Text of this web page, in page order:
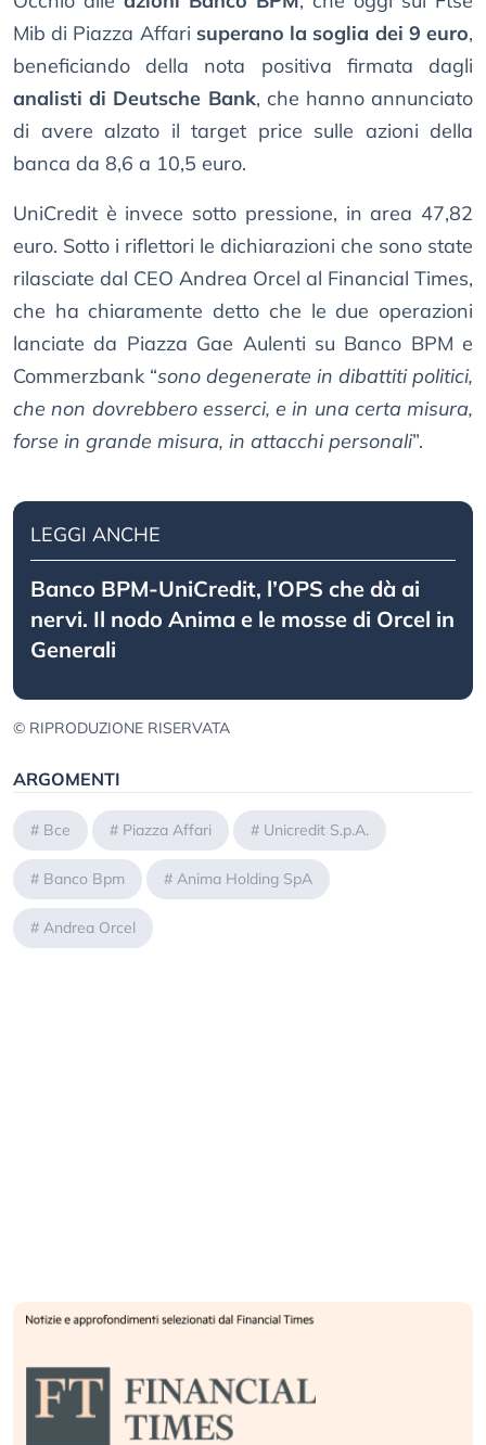
Mib di Piazza Affari superano la soglia dei 9 euro,
beneficiando della nota positiva firmata dagli
analisti di Deutsche Bank, che hanno annunciato
di avere alzato il target price sulle azioni della
banca da 8,6 a 10,5 euro.
UniCredit è invece sotto pressione, in area 47,82
euro. Sotto i riflettori le dichiarazioni che sono state
rilasciate dal CEO Andrea Orcel al Financial Times,
che ha chiaramente detto che le due operazioni
lanciate da Piazza Gae Aulenti su Banco BPM e
Commerzbank “sono degenerate in dibattiti politici,
che non dovrebbero esserci, e in una certa misura,
forse in grande misura, in attacchi personali”.
LEGGI ANCHE
Banco BPM-UniCredit, l’OPS che dà ai
nervi. Il nodo Anima e le mosse di Orcel in
Generali
© RIPRODUZIONE RISERVATA
ARGOMENTI
# Bce # Piazza Affari # Unicredit S.p.A.
# Banco Bpm # Anima Holding SpA
# Andrea Orcel